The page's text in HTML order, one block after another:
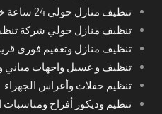
تنظيف منازل حولي 24 ساعة خدمة تنظيف المساجد في حولي
تنظيف منازل حولي شركة
تنظيف منازل وتعقيم فوري
تنظيف و غسيل واجهات مباني
تنظيم حفلات وأعراس الجهراء
تنظيم وديكور أفراح ومناسبات